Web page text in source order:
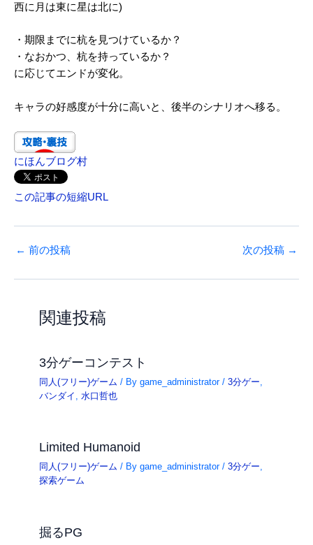
西に月は東に星は北に)
・期限までに杭を見つけているか？
・なおかつ、杭を持っているか？
に応じてエンドが変化。
キャラの好感度が十分に高いと、後半のシナリオへ移る。
にほんブログ村
この記事の短縮URL
← 前の投稿 次の投稿 →
関連投稿
3分ゲーコンテスト
同人(フリー)ゲーム / Bygame_administrator/3分ゲー,
バンダイ ,水口哲也
Limited Humanoid
同人(フリー)ゲーム / Bygame_administrator/3分ゲー,
探索ゲーム
掘るPG